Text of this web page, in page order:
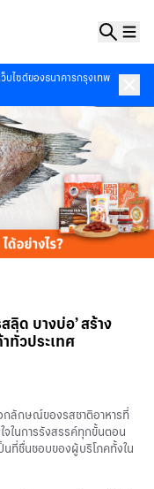
บไซต์ของธนาคารกรุงเทพ
ลิด บางบ่อ’ สร้าง
ทั่วประเทศ
กลักษณ์ของรสชาติอาหารที่
จในการรังสรรค์ทุกขั้นตอน
นที่ชื่นชอบของผู้บริโภคทั้งใน